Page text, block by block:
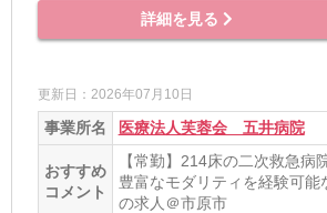
詳細を見る
更新日：2026年07月10日
事業所名 医療法人芙蓉会 五井病院
おすすめ
コメント
【常勤】214床の二次救急病
豊富なモダリティを経験可能
の求人＠市原市